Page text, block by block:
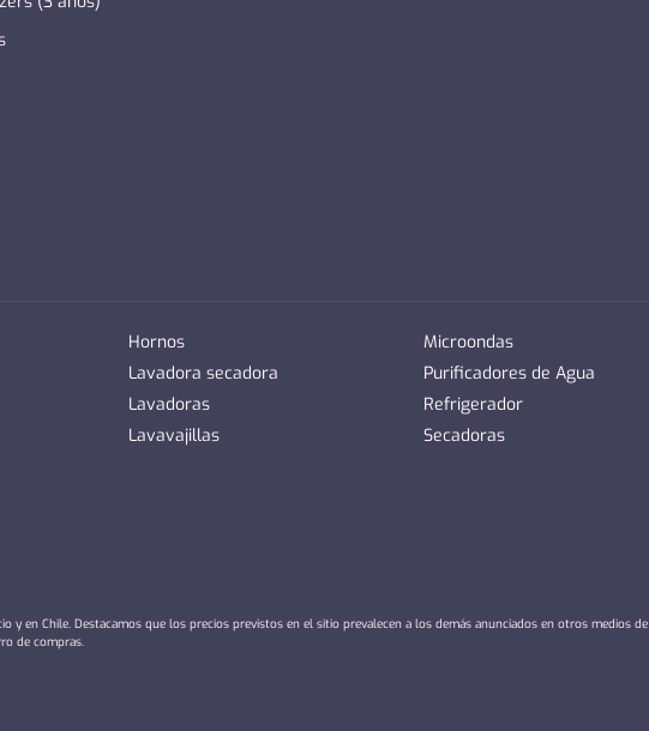
Hornos
Lavadora secadora
Lavadoras
Lavavajillas
Microondas
Purificadores de Agua
Refrigerador
Secadoras
en Chile. Destacamos que los precios previstos en el sitio prevalecen a los demás anunciados en otros medios de
de compras.